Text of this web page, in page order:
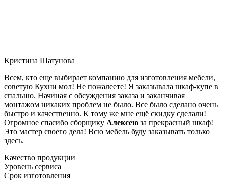
Кристина Шатунова
Всем, кто еще выбирает компанию для изготовления мебели,
советую Кухни мол! Не пожалеете! Я заказывала шкаф-купе в
спальню. Начиная с обсуждения заказа и заканчивая
монтажом никаких проблем не было. Все было сделано очень
быстро и качественно. К тому же мне ещё скидку сделали!
Огромное спасибо сборщику Алексею за прекрасный шкаф!
Это мастер своего дела! Всю мебель буду заказывать только
здесь.
Качество продукции
Уровень сервиса
Срок изготовления